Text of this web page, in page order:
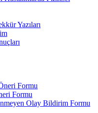
Yazıları
Formu
Formu
Olay Bildirim Formu